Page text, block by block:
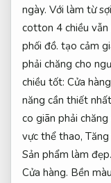
ngày. Với làm từ
cotton 4 chiều vẫn
phối đồ. tạo cảm
phải chăng cho
chiều tốt: Cửa
năng cần thiết
co giãn phải
vực thể thao,
Sản phẩm làm đẹp.
Cửa hàng. Bền